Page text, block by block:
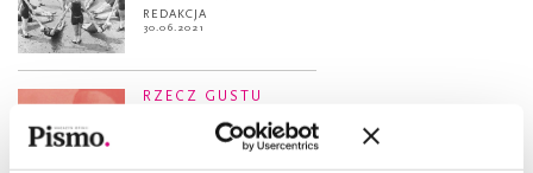
REDAKCJA
30.06.2021
RZECZ GUSTU
Redakcja poleca festiwale
literackie w sierpniu